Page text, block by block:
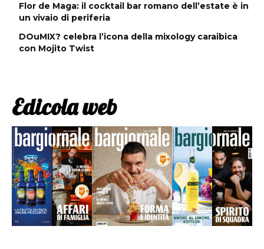
Flor de Maga: il cocktail bar romano dell’estate è in
un vivaio di periferia
DOuMIX? celebra l’icona della mixology caraibica
con Mojito Twist
Edicola web